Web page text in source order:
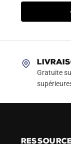
a
Gratuite